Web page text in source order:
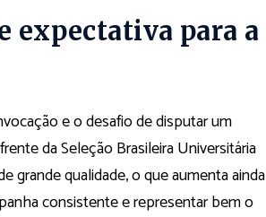
expectativa para a
e o desafio de disputar um
da Seleção Brasileira Universitária
grande qualidade, o que aumenta ainda
consistente e representar bem o